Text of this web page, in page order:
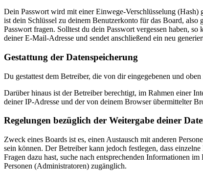
Dein Passwort wird mit einer Einwege-Verschlüsselung (Hash)
ist dein Schlüssel zu deinem Benutzerkonto für das Board,
Passwort fragen. Solltest du dein Passwort vergessen haben,
deiner E-Mail-Adresse und sendet anschließend ein neu
Gestattung der Datenspeicherung
Du gestattest dem Betreiber, die von dir eingegebenen und
Darüber hinaus ist der Betreiber berechtigt, im Rahmen einer
deiner IP-Adresse und der von deinem Browser übermittelter
Regelungen bezüglich der Weitergabe deiner
Zweck eines Boards ist es, einen Austausch mit anderen
sein können. Der Betreiber kann jedoch festlegen, dass
Fragen dazu hast, suche nach entsprechenden Informationen
Personen (Administratoren) zugänglich.